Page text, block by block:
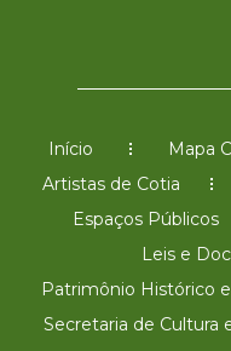
Início Mapa
Artistas de Cotia
Espaços Públicos
Leis e
Patrimônio Histórico
Secretaria de Cultura